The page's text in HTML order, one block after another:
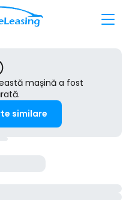
mașină a fost
similare